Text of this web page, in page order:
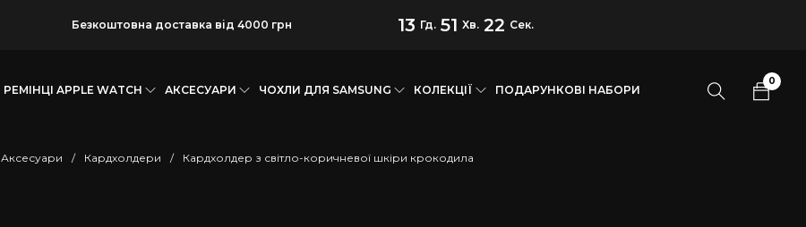
Безкоштовна доставка від 4000 грн 13 Гд. 51 Хв. 21 Сек.
РЕМІНЦІ APPLE WATCH АКСЕСУАРИ ЧОХЛИ ДЛЯ SAMSUNG КОЛЕКЦІЇ ПОДАРУНКОВІ НАБОРИ
0
Аксесуари / Кардхолдери / Кардхолдер з світло-коричневої шкіри крокодила